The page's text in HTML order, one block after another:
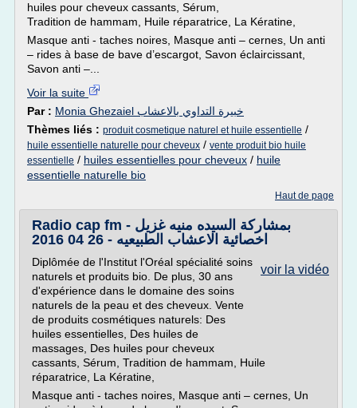
huiles pour cheveux cassants, Sérum,
Tradition de hammam, Huile réparatrice, La Kératine,
Masque anti - taches noires, Masque anti – cernes, Un anti
– rides à base de bave d’escargot, Savon éclaircissant,
Savon anti –...
Voir la suite
Par :
Monia Ghezaiel خبيرة التداوي بالاعشاب
Thèmes liés : produit cosmetique naturel et huile essentielle /
huile essentielle naturelle pour cheveux / vente produit bio huile
essentielle / huiles essentielles pour cheveux / huile
essentielle naturelle bio
Haut de page
Radio cap fm بمشاركة السيده منيه غزيل -
اخصائية الاعشاب الطبيعيه - 26 04 2016
voir la vidéo
Diplômée de l'Institut l'Oréal spécialité soins
naturels et produits bio. De plus, 30 ans
d'expérience dans le domaine des soins
naturels de la peau et des cheveux. Vente
de produits cosmétiques naturels: Des
huiles essentielles, Des huiles de
massages, Des huiles pour cheveux
cassants, Sérum, Tradition de hammam, Huile
réparatrice, La Kératine,
Masque anti - taches noires, Masque anti – cernes, Un